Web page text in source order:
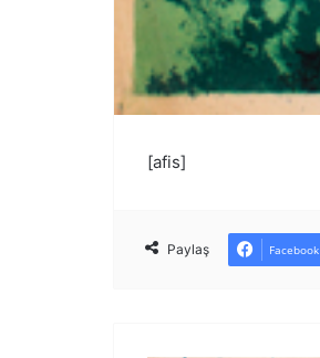
[afis]
Paylaş Facebook